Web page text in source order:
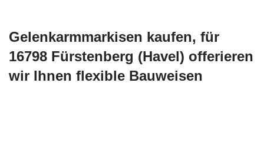
Gelenkarmmarkisen kaufen, für
16798 Fürstenberg (Havel) offerieren
wir Ihnen flexible Bauweisen